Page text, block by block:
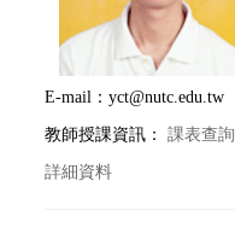
E-mail：yct@nutc.edu.tw
教師授課資訊： 課表查詢
詳細資料